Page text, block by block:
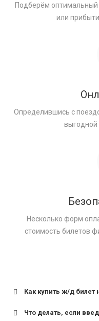
Подберём оптимальный
или
Определившись с
выгодной
Несколько форм
стоимость билетов
Как купить ж/д билет
Что делать, если